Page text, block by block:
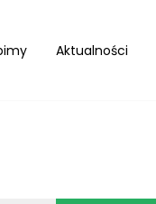
Aktualności